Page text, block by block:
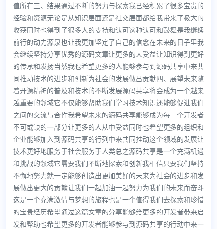
值所在三、结果通过不断的努力与探索我已经积累了很多宝贵的
经验和资源无论是从知识层面还是社交层面都给我带来了极大的
收获同时也得到了很多人的支持和认可这种认可和鼓舞是我继续
前行的动力源泉也让我更加坚定了自己的信念在未来的日子里我
会继续坚持分享优秀的源码文章让更多的人受益让知识得到更好
的传承和发扬当然我也希望更多的人能够参与到源码共享中来共
同推动技术的进步和创新为社会的发展做出贡献四、展望未来随
着开源精神的普及和技术的不断发展源码共享将会成为一个越来
越重要的领域它不仅能够帮助我们学习技术知识还能够促进我们
之间的交流与合作我希望未来的源码共享能够成为每一个开发者
不可或缺的一部分让更多的人从中受益同时也希望更多的组织和
企业能够加入到源码共享的行列中来共同推动这个领域的发展让
技术更好地服务于社会服务于人类总之源码共享是一个充满机遇
和挑战的领域它需要我们不断地探索和创新我相信只要我们坚持
不懈地努力就一定能够创造出更加美好的未来为社会的进步和发
展做出更大的贡献让我们一起加油一起努力为我们的未来而奋斗
这是一个充满激情与梦想的旅程也是一个值得我们去探索和珍惜
的宝贵经历希望通过这篇文章的分享能够给更多的开发者带来启
发和帮助也希望更多的开发者能够参与到源码共享的行动中来一